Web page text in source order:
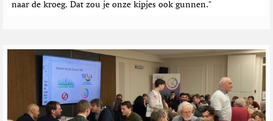
naar de kroeg. Dat zou je onze kipjes ook gunnen."